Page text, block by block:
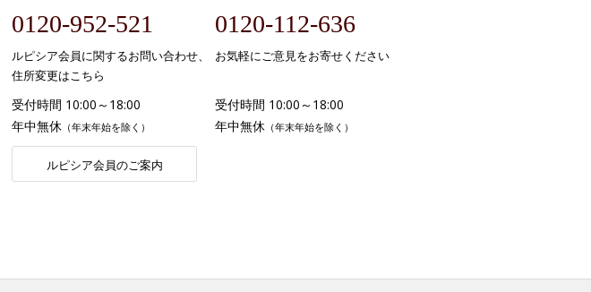
0120-952-521
ルピシア会員に関するお問い合わせ、
住所変更はこちら
受付時間 10:00～18:00
年中無休 （年末年始を除く）
ルピシア会員のご案内
0120-112-636
お気軽にご意見をお寄せください
受付時間 10:00～18:00
年中無休 （年末年始を除く）